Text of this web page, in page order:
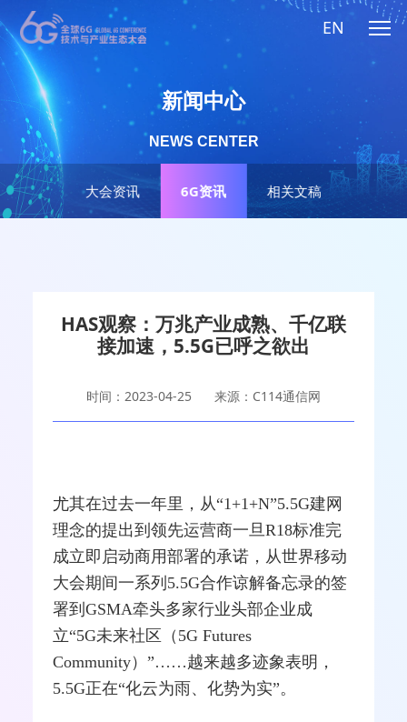
EN
大会资讯 6G资讯 相关文稿
新闻中心
NEWS CENTER
HAS观察：万兆产业成熟、千亿联
接加速，5.5G已呼之欲出
时间：2023-04-25 来源：C114通信网
尤其在过去一年里，从“1+1+N”5.5G建网
理念的提出到领先运营商一旦R18标准完
成立即启动商用部署的承诺，从世界移动
大会期间一系列5.5G合作谅解备忘录的签
署到GSMA牵头多家行业头部企业成
立“5G未来社区（5G Futures
Community）”……越来越多迹象表明，
5.5G正在“化云为雨、化势为实”。